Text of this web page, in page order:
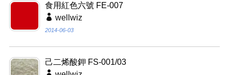
食用紅色六號 FE-007
wellwiz
2014-06-03
己二烯酸鉀 FS-001/03